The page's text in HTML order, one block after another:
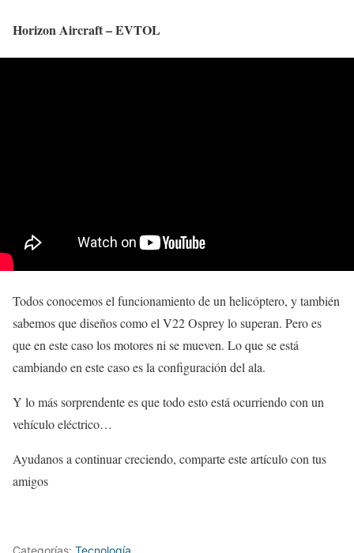
Horizon Aircraft – EVTOL
Todos conocemos el funcionamiento de un helicóptero, y también
sabemos que diseños como el V22 Osprey lo superan. Pero es
que en este caso los motores ni se mueven. Lo que se está
cambiando en este caso es la configuración del ala.
Y lo más sorprendente es que todo esto está ocurriendo con un
vehículo eléctrico…
Ayudanos a continuar creciendo, comparte este artículo con tus
amigos
Categorías: Tecnología